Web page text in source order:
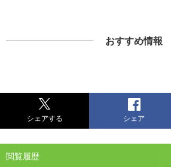
おすすめ情報
シェアする シェア
閲覧履歴